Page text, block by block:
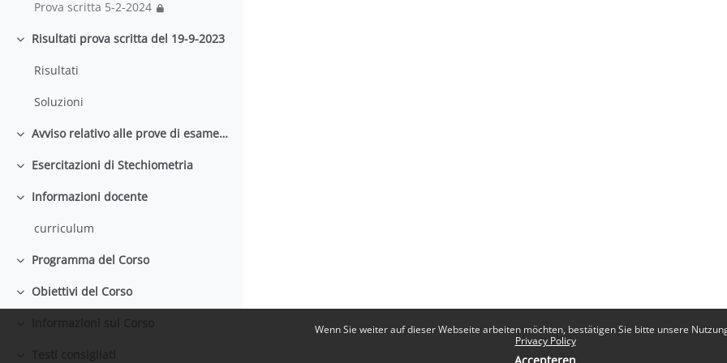
Wenn Sie weiter auf dieser Webseite arbeiten möchten, bestätigen Sie bitte unsere
Privacy Policy
Prova scritta 5-2-2024
Einklappen
Risultati prova scritta del 19-9-2023
Risultati
Soluzioni
Einklappen Avviso relativo alle prove di esame in emergenza Covid
Einklappen
Esercitazioni di Stechiometria
Einklappen
Informazioni docente
curriculum
Einklappen
Programma del Corso
Einklappen
Obiettivi del Corso